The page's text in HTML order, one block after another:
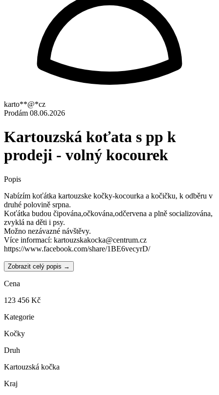
karto**@*cz
Prodám 08.06.2026
Kartouzská koťata s pp k
prodeji - volný kocourek
Popis
Nabízím koťátka kartouzske kočky-kocourka a kočičku, k odběru v
druhé polovině srpna.
Koťátka budou čipována,očkována,odčervena a plně socializována,
zvyklá na děti i psy.
Možno nezávazné návštěvy.
Více informací: kartouzskakocka@centrum.cz
https://www.facebook.com/share/1BE6vecyrD/
Zobrazit celý popis →
Cena
123 456 Kč
Kategorie
Kočky
Druh
Kartouzská kočka
Kraj